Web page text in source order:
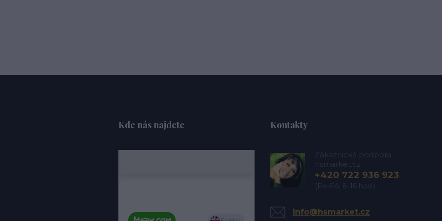
Kde nás najdete Kontakty
Zákaznická podpora
hsmarket.cz
+420 722 936 923
(Po-Pá, 8-16 hod.)
info@hsmarket.cz